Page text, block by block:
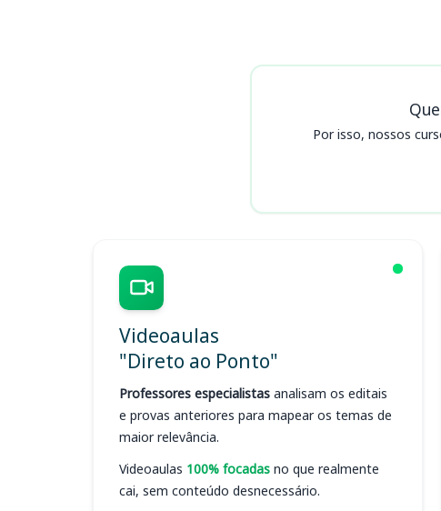
Por isso, nossos
Videoaulas
"Direto ao Ponto"
Professores especialistas analisam os editais
e provas anteriores para mapear os temas de
maior relevância.
Videoaulas 100% focadas no que realmente
cai, sem conteúdo desnecessário.